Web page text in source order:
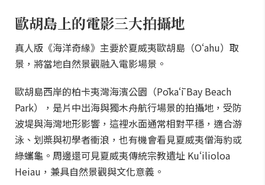
歐胡島上的電影三大拍攝地
真人版《海洋奇緣》主要於夏威夷歐胡島（Oʻahu）取
景，將當地自然景觀融入電影場景。
歐胡島西岸的柏卡夷灣海濱公園（Pōkaʻī Bay Beach
Park），是片中出海與獨木舟航行場景的拍攝地，受防
波堤與海灣地形影響，這裡水面通常相對平穩，適合游
泳、划槳與初學者衝浪，也有機會看見夏威夷僧海豹或
綠蠵龜。周邊還可見夏威夷傳統宗教遺址 Kuʻilioloa
Heiau，兼具自然景觀與文化意義。